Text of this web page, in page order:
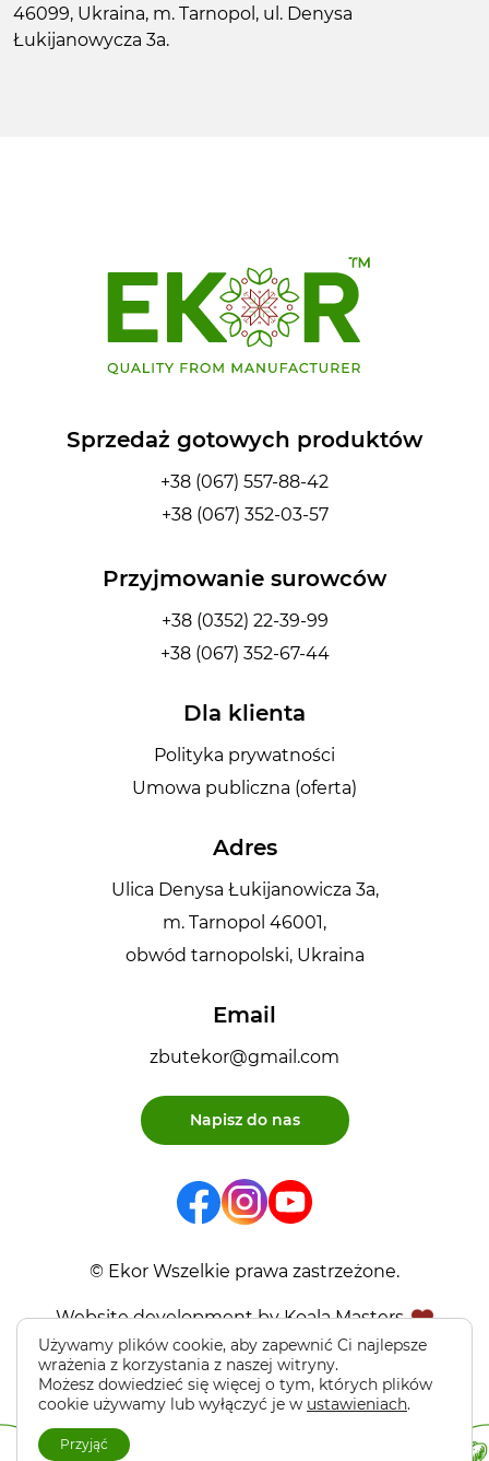
46099, Ukraina, m. Tarnopol, ul. Denysa
Łukijanowycza 3a.
Sprzedaż gotowych produktów
+38 (067) 557-88-42
+38 (067) 352-03-57
Przyjmowanie surowców
+38 (0352) 22-39-99
+38 (067) 352-67-44
Dla klienta
Polityka prywatności
Umowa publiczna (oferta)
Adres
Ulica Denysa Łukijanowicza 3a,
m. Tarnopol 46001,
obwód tarnopolski, Ukraina
Email
zbutekor@gmail.com
Napisz do nas
© Ekor Wszelkie prawa zastrzeżone.
Website development by Koala Masters
Używamy plików cookie, aby zapewnić Ci najlepsze
wrażenia z korzystania z naszej witryny.
Możesz dowiedzieć się więcej o tym, których plików
cookie używamy lub wyłączyć je w ustawieniach.
Przyjąć